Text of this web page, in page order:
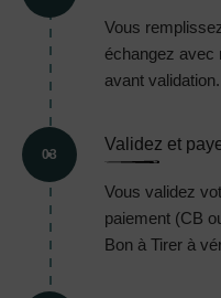
Vous
échangez avec
avant validation.
03
Validez et
Vous validez
paiement (CB
Bon à Tirer à